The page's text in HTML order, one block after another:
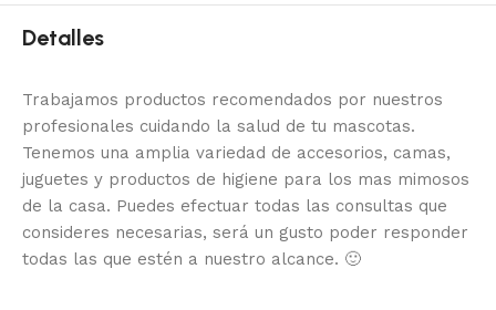
Detalles
Trabajamos productos recomendados por nuestros
profesionales cuidando la salud de tu mascotas.
Tenemos una amplia variedad de accesorios, camas,
juguetes y productos de higiene para los mas mimosos
de la casa. Puedes efectuar todas las consultas que
consideres necesarias, será un gusto poder responder
todas las que estén a nuestro alcance. 🙂